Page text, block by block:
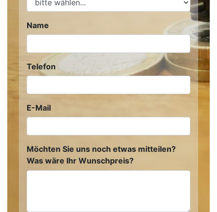
Name
Telefon
E-Mail
Möchten Sie uns noch etwas mitteilen?
Was wäre Ihr Wunschpreis?